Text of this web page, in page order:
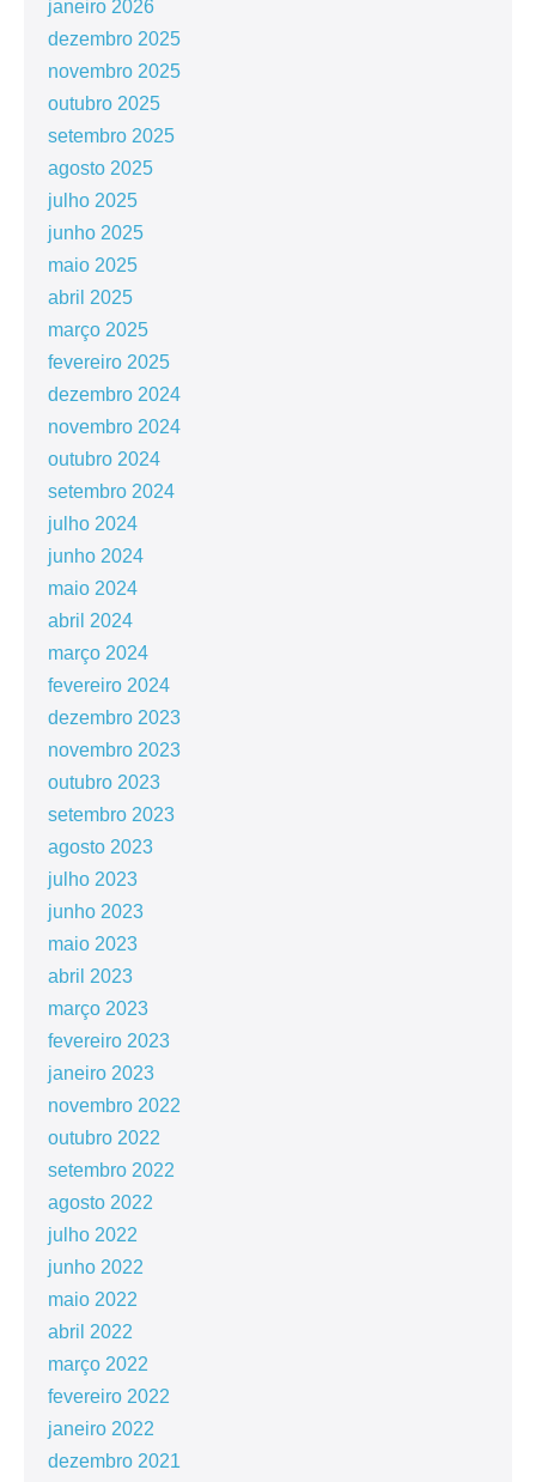
janeiro 2026
dezembro 2025
novembro 2025
outubro 2025
setembro 2025
agosto 2025
julho 2025
junho 2025
maio 2025
abril 2025
março 2025
fevereiro 2025
dezembro 2024
novembro 2024
outubro 2024
setembro 2024
julho 2024
junho 2024
maio 2024
abril 2024
março 2024
fevereiro 2024
dezembro 2023
novembro 2023
outubro 2023
setembro 2023
agosto 2023
julho 2023
junho 2023
maio 2023
abril 2023
março 2023
fevereiro 2023
janeiro 2023
novembro 2022
outubro 2022
setembro 2022
agosto 2022
julho 2022
junho 2022
maio 2022
abril 2022
março 2022
fevereiro 2022
janeiro 2022
dezembro 2021